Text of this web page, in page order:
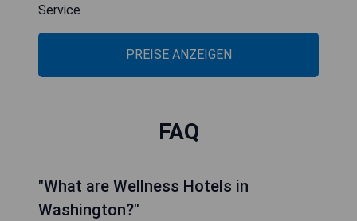
Service
PREISE ANZEIGEN
FAQ
"What are Wellness Hotels in
Washington?"